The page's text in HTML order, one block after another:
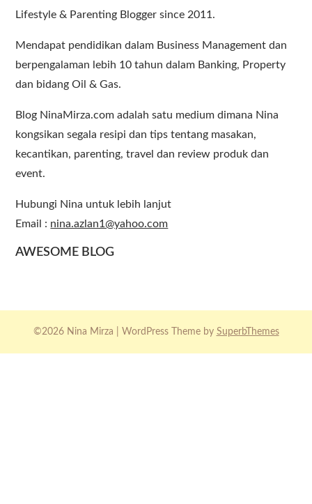
Lifestyle & Parenting Blogger since 2011.
Mendapat pendidikan dalam Business Management dan
berpengalaman lebih 10 tahun dalam Banking, Property
dan bidang Oil & Gas.
Blog NinaMirza.com adalah satu medium dimana Nina
kongsikan segala resipi dan tips tentang masakan,
kecantikan, parenting, travel dan review produk dan
event.
Hubungi Nina untuk lebih lanjut
Email : nina.azlan1@yahoo.com
AWESOME BLOG
©2026 Nina Mirza | WordPress Theme by SuperbThemes